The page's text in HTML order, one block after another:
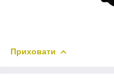
Приховати